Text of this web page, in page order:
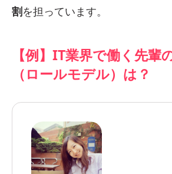
割を担っています。
【例】IT業界で働く先輩
（ロールモデル）は？